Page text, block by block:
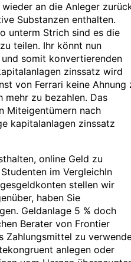
an die Anleger
Substanzen enthalten.
unterm Strich sind es die
teilen. Ihr könnt nun
somit konvertierenden
zinssatz wird
von Ferrari keine Ahnung
mehr zu bezahlen. Das
Miteigentümern nach
kapitalanlagen zinssatz
online Geld zu
im VergleichIn
stellen wir
haben Sie
Geldanlage 5 % doch
Berater von Frontier
Zahlungsmittel zu
anlegen oder